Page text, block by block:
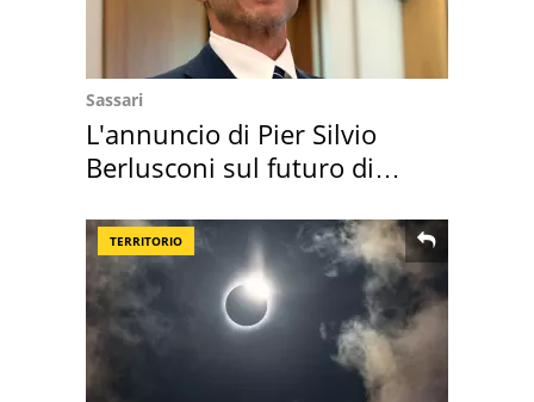
Sassari
L'annuncio di Pier Silvio
Berlusconi sul futuro di
TERRITORIO